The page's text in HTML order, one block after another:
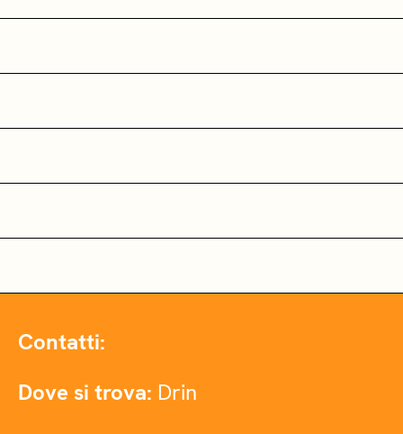
Contatti:
Dove si trova: Drin